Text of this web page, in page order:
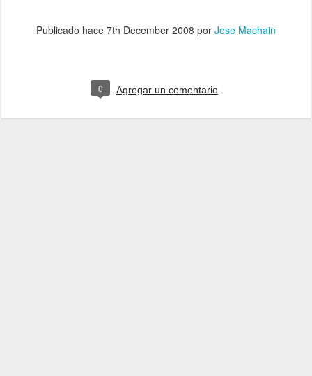
Publicado hace 7th December 2008 por Jose Machain
0 Agregar un comentario